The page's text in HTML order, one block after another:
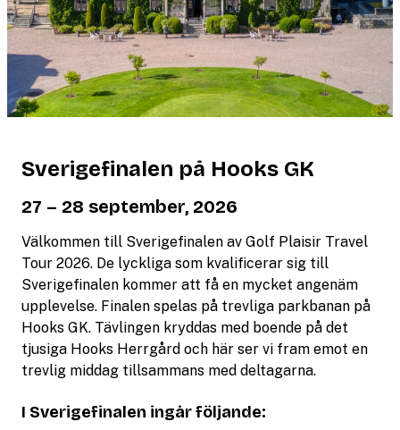
Sverigefinalen på Hooks GK
27 – 28 september, 2026
Välkommen till Sverigefinalen av Golf Plaisir Travel
Tour 2026. De lyckliga som kvalificerar sig till
Sverigefinalen kommer att få en mycket angenäm
upplevelse. Finalen spelas på trevliga parkbanan på
Hooks GK. Tävlingen kryddas med boende på det
tjusiga Hooks Herrgård och här ser vi fram emot en
trevlig middag tillsammans med deltagarna.
I Sverigefinalen ingår följande: